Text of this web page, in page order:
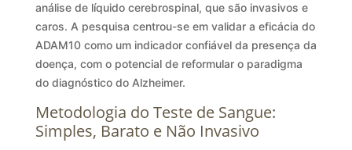
análise de líquido cerebrospinal, que são invasivos e
caros. A pesquisa centrou-se em validar a eficácia do
ADAM10 como um indicador confiável da presença da
doença, com o potencial de reformular o paradigma
do diagnóstico do Alzheimer.
Metodologia do Teste de Sangue:
Simples, Barato e Não Invasivo